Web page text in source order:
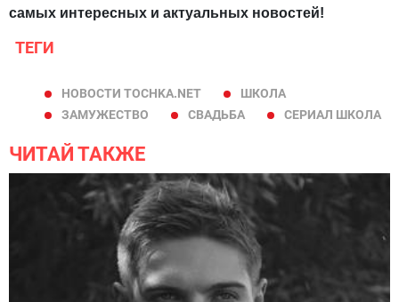
самых интересных и актуальных новостей!
ТЕГИ
НОВОСТИ TOCHKA.NET
ШКОЛА
ЗАМУЖЕСТВО
СВАДЬБА СЕРИАЛ ШКОЛА
ЧИТАЙ ТАКЖЕ